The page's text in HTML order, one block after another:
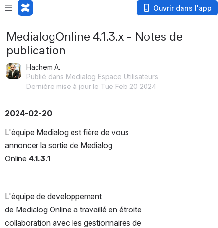
Loading app... Ouvrir dans l'app
MedialogOnline 4.1.3.x - Notes de
publication
Hachem A.
Publié dans Medialog Espace Utilisateurs
Dernière mise à jour le Tue Feb 20 2024
2024-02-20
L'équipe Medialog est fière de vous
annoncer la sortie de Medialog
Online 4.1.3.1
L'équipe de développement
de Medialog Online a travaillé en étroite
collaboration avec les gestionnaires de